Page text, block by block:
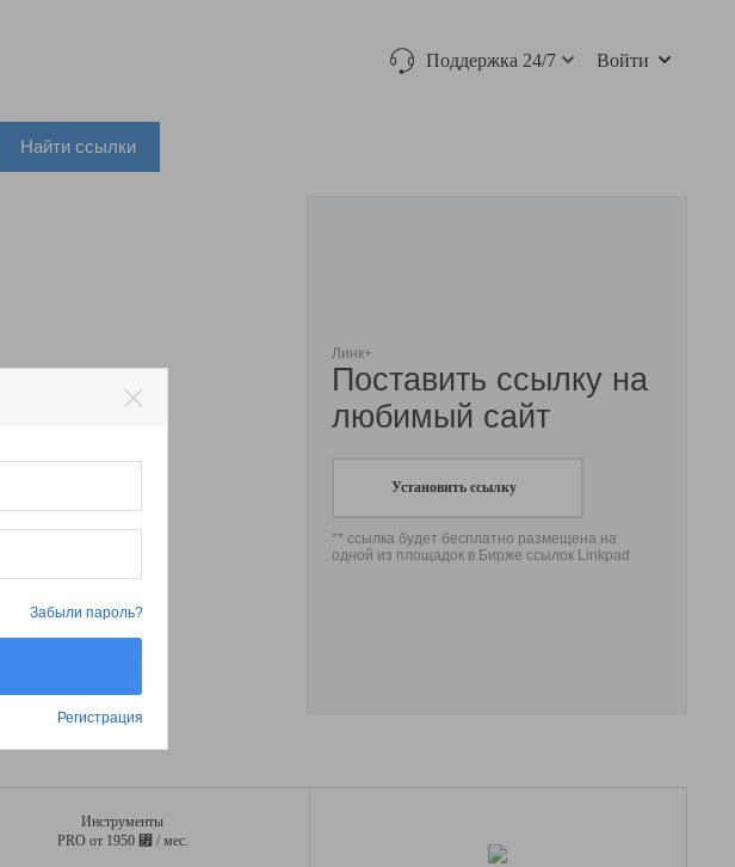
Поддержка 24/7 Войти
Найти ссылки
Линк+
Поставить ссылку на
любимый сайт
Установить ссылку
** ссылка будет бесплатно размещена на
одной из площадок в Бирже ссылок Linkpad
Инструменты
PRO от 1950 ⃏ / мес.
Регистрация
Забыли пароль?